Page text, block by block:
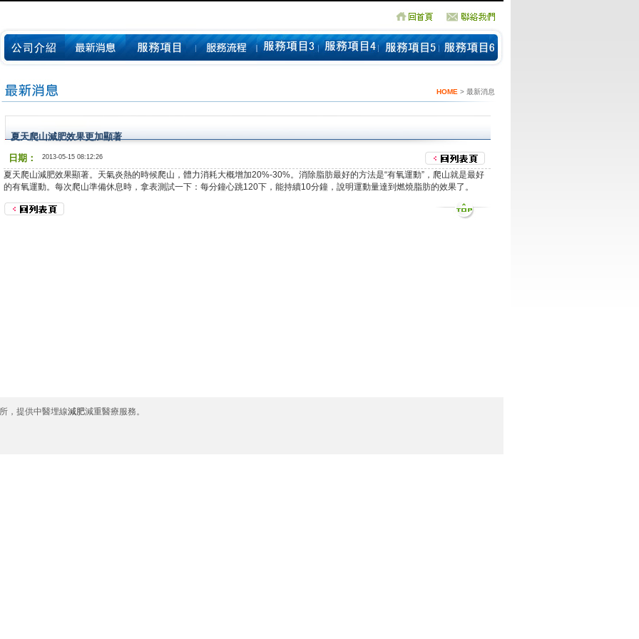
HOME > 最新消息
夏天爬山減肥效果更加顯著
日期：
2013-05-15 08:12:26
夏天爬山減肥效果顯著。天氣炎熱的時候爬山，體力消耗大概增加20%-30%。消除脂肪最好的方法是“有氧運動”，爬山就是最好
的有氧運動。每次爬山準備休息時，拿表測試一下：每分鐘心跳120下，能持續10分鐘，說明運動量達到燃燒脂肪的效果了。
，提供中醫埋線減肥減重醫療服務。